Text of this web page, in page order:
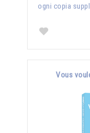
ogni copia
Vous